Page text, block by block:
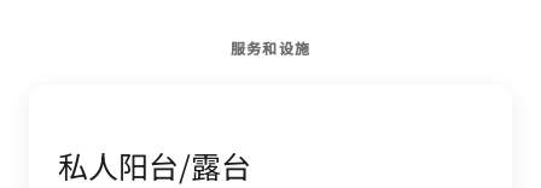
服务和设施
私人阳台/露台